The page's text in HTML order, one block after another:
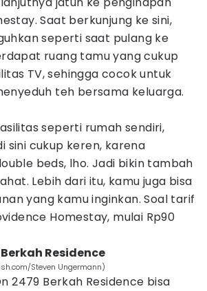
Saat berkunjung ke sini,
seperti saat pulang ke
ruang tamu yang cukup
TV, sehingga cocok untuk
teh bersama keluarga.
seperti rumah sendiri,
sini cukup keren, karena
beds, lho. Jadi bikin tambah
Lebih dari itu, kamu juga bisa
yang kamu inginkan. Soal tarif
Homestay, mulai Rp90
Residence
Steven Ungermann)
2479 Berkah Residence bisa